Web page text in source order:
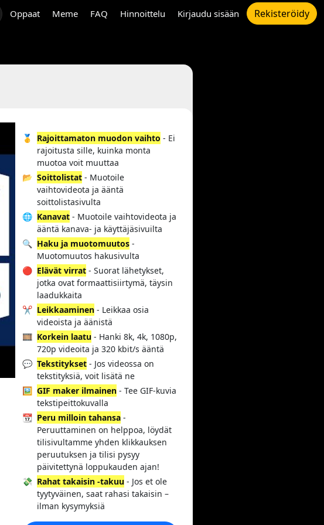
Oppaat Meme FAQ Hinnoittelu Kirjaudu sisään Rekisteröidy
🥇 Rajoittamaton muodon vaihto - Ei
rajoitusta sille, kuinka monta
muotoa voit muuttaa
📂 Soittolistat - Muotoile
vaihtovideota ja ääntä
soittolistasivulta
🌐 Kanavat - Muotoile vaihtovideota ja
ääntä kanava- ja käyttäjäsivuilta
🔍 Haku ja muotomuutos -
Muotomuutos hakusivulta
🔴 Elävät virrat - Suorat lähetykset,
jotka ovat formaattisiirtymä, täysin
laadukkaita
✂️ Leikkaaminen - Leikkaa osia
videoista ja äänistä
🎞️ Korkein laatu - Hanki 8k, 4k, 1080p,
720p videoita ja 320 kbit/s ääntä
💬 Tekstitykset - Jos videossa on
tekstityksiä, voit lisätä ne
🖼️ GIF maker ilmainen - Tee GIF-kuvia
tekstipeittokuvalla
📆 Peru milloin tahansa -
Peruuttaminen on helppoa, löydät
tilisivultamme yhden klikkauksen
peruutuksen ja tilisi pysyy
päivitettynä loppukauden ajan!
💸 Rahat takaisin -takuu - Jos et ole
tyytyväinen, saat rahasi takaisin –
ilman kysymyksiä